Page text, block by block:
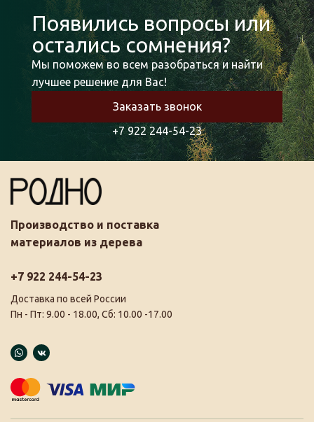
Появились вопросы или
остались сомнения?
Мы поможем во всем разобраться и найти
лучшее решение для Вас!
Заказать звонок
+7 922 244-54-23
Производство и поставка
материалов из дерева
+7 922 244-54-23
Доставка по всей России
Пн - Пт: 9.00 - 18.00, Сб: 10.00 -17.00